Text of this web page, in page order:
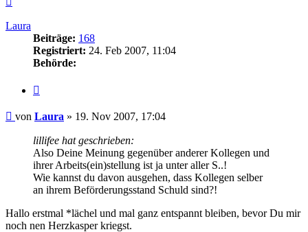
Laura
Beiträge: 168
Registriert: 24. Feb 2007, 11:04
Behörde:
Beitrag
von Laura » 19. Nov 2007, 17:04
lillifee hat geschrieben:
Also Deine Meinung gegenüber anderer Kollegen und
ihrer Arbeits(ein)stellung ist ja unter aller S..!
Wie kannst du davon ausgehen, dass Kollegen selber
an ihrem Beförderungsstand Schuld sind?!
Hallo erstmal *lächel und mal ganz entspannt bleiben, bevor Du mir
noch nen Herzkasper kriegst.